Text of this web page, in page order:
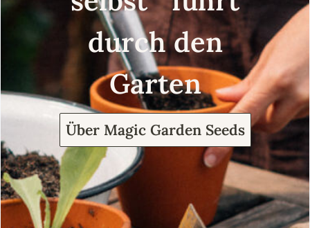
durch den
Garten
Über Magic Garden Seeds